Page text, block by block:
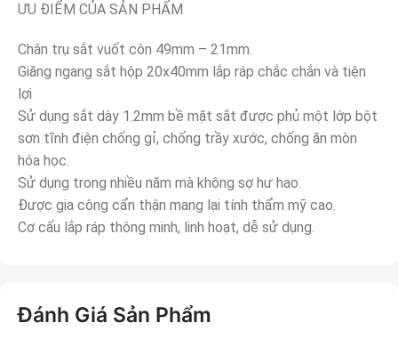
ƯU ĐIỂM CỦA SẢN PHẨM
Chân trụ sắt vuốt côn 49mm – 21mm.
Giăng ngang sắt hộp 20x40mm lắp ráp chắc chắn và tiện
lợi
Sử dụng sắt dày 1.2mm bề mặt sắt được phủ một lớp bột
sơn tĩnh điện chống gỉ, chống trầy xước, chống ăn mòn
hóa học.
Sử dụng trong nhiều năm mà không sợ hư hao.
Được gia công cẩn thận mang lại tính thẩm mỹ cao.
Cơ cấu lắp ráp thông minh, linh hoạt, dễ sử dụng.
Đánh Giá Sản Phẩm